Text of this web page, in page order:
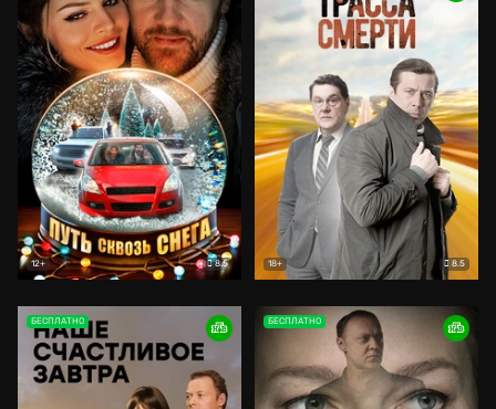
12+ 8.5 18+ 8.5
БЕСПЛАТНО БЕСПЛАТНО